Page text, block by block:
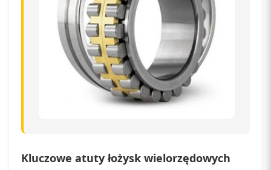
Kluczowe atuty łożysk wielorzędowych